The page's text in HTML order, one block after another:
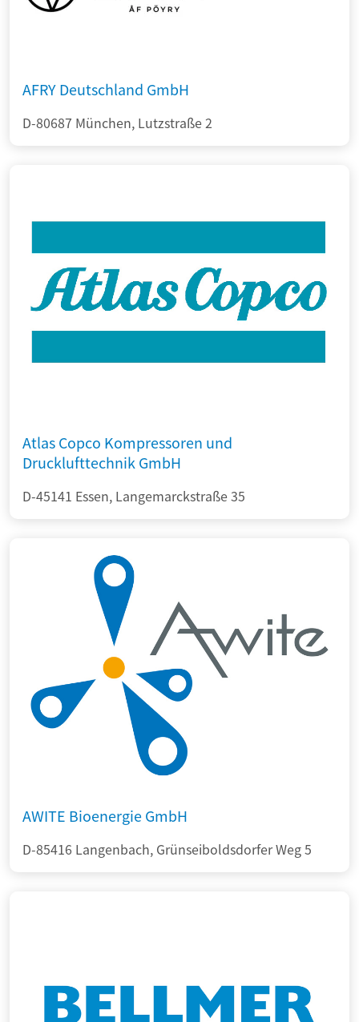
AFRY Deutschland GmbH
D-80687 München, Lutzstraße 2
Atlas Copco Kompressoren und
Drucklufttechnik GmbH
D-45141 Essen, Langemarckstraße 35
AWITE Bioenergie GmbH
D-85416 Langenbach, Grünseiboldsdorfer Weg 5